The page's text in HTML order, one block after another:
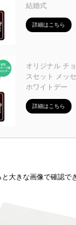
結婚式
詳細はこちら
オリジナル チ
スセット メッ
ホワイトデー
詳細はこちら
大きな画像で確認で